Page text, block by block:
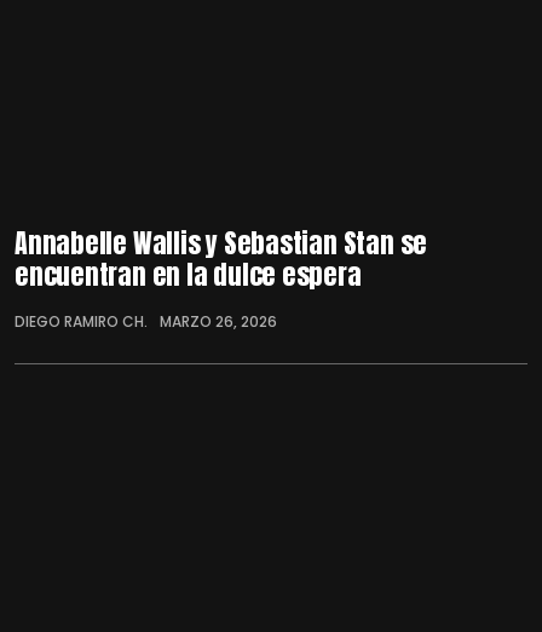
Annabelle Wallis y Sebastian Stan se
encuentran en la dulce espera
DIEGO RAMIRO CH. MARZO 26, 2026